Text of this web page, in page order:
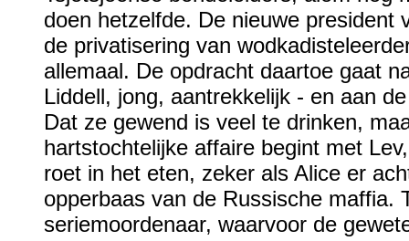
doen hetzelfde. De nieuwe president
de privatisering van
allemaal. De opdracht daartoe gaat
Liddell, jong, aantrekkelijk - en aan
Dat ze gewend is veel te drinken,
hartstochtelijke affaire begint met
roet in het eten, zeker als Alice er
opperbaas van de Russische maffia.
seriemoordenaar, waarvoor de